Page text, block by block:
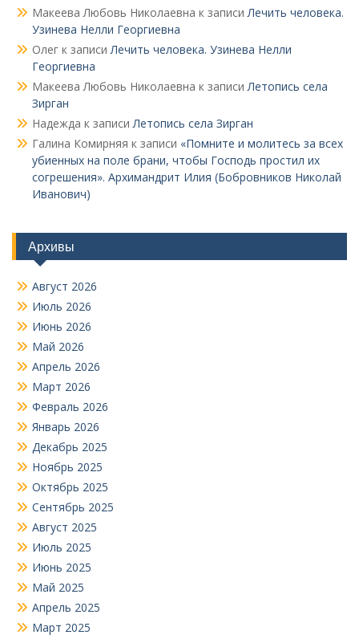
Макеева Любовь Николаевна к записиЛечить человека.
Узинева Нелли Георгиевна
Олег к записиЛечить человека. Узинева Нелли
Георгиевна
Макеева Любовь Николаевна к записиЛетопись села
Зирган
Надежда к записиЛетопись села Зирган
Галина Комирняя к записи «Помните и молитесь за всех
убиенных на поле брани, чтобы Господь простил их
согрешения». Архимандрит Илия (Бобровников Николай
Иванович)
Архивы
Август 2026
Июль 2026
Июнь 2026
Май 2026
Апрель 2026
Март 2026
Февраль 2026
Январь 2026
Декабрь 2025
Ноябрь 2025
Октябрь 2025
Сентябрь 2025
Август 2025
Июль 2025
Июнь 2025
Май 2025
Апрель 2025
Март 2025